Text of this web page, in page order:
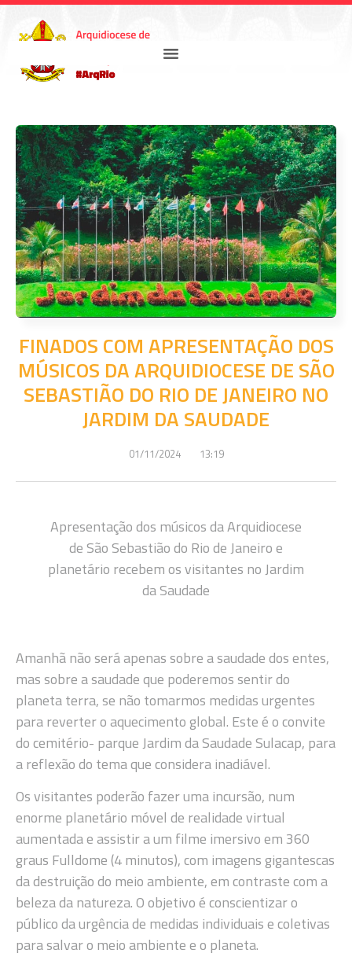
FINADOS COM APRESENTAÇÃO DOS
MÚSICOS DA ARQUIDIOCESE DE SÃO
SEBASTIÃO DO RIO DE JANEIRO NO
JARDIM DA SAUDADE
01/11/2024 13:19
Apresentação dos músicos da Arquidiocese
de São Sebastião do Rio de Janeiro e
planetário recebem os visitantes no Jardim
da Saudade
Amanhã não será apenas sobre a saudade dos entes,
mas sobre a saudade que poderemos sentir do
planeta terra, se não tomarmos medidas urgentes
para reverter o aquecimento global. Este é o convite
do cemitério- parque Jardim da Saudade Sulacap, para
a reflexão do tema que considera inadiável.
Os visitantes poderão fazer uma incursão, num
enorme planetário móvel de realidade virtual
aumentada e assistir a um filme imersivo em 360
graus Fulldome (4 minutos), com imagens gigantescas
da destruição do meio ambiente, em contraste com a
beleza da natureza. O objetivo é conscientizar o
público da urgência de medidas individuais e coletivas
para salvar o meio ambiente e o planeta.